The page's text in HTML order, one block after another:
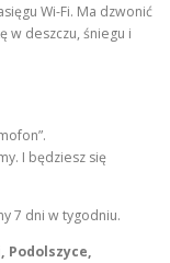
Wi-Fi. Ma dzwonić
w deszczu, śniegu i
I będziesz się
7 dni w tygodniu.
Podolszyce,